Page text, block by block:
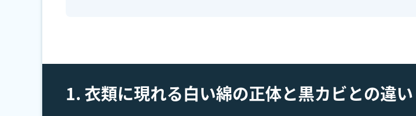
1. 衣類に現れる白い綿の正体と黒カビとの違い